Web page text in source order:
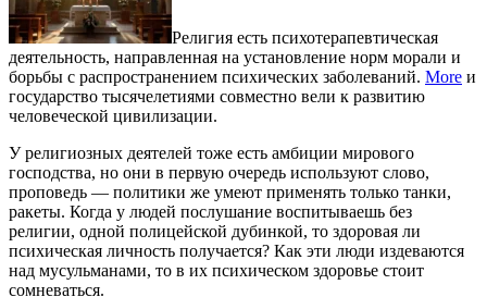
Религия есть психотерапевтическая
деятельность, направленная на установление норм морали и
борьбы с распространением психических заболеваний. More и
государство тысячелетиями совместно вели к развитию
человеческой цивилизации.
У религиозных деятелей тоже есть амбиции мирового
господства, но они в первую очередь используют слово,
проповедь — политики же умеют применять только танки,
ракеты. Когда у людей послушание воспитываешь без
религии, одной полицейской дубинкой, то здоровая ли
психическая личность получается? Как эти люди издеваются
над мусульманами, то в их психическом здоровье стоит
сомневаться.